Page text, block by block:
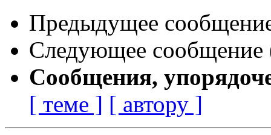
Предыдущее
Следующее сообщение
Сообщения,
[ теме ] [ автору ]